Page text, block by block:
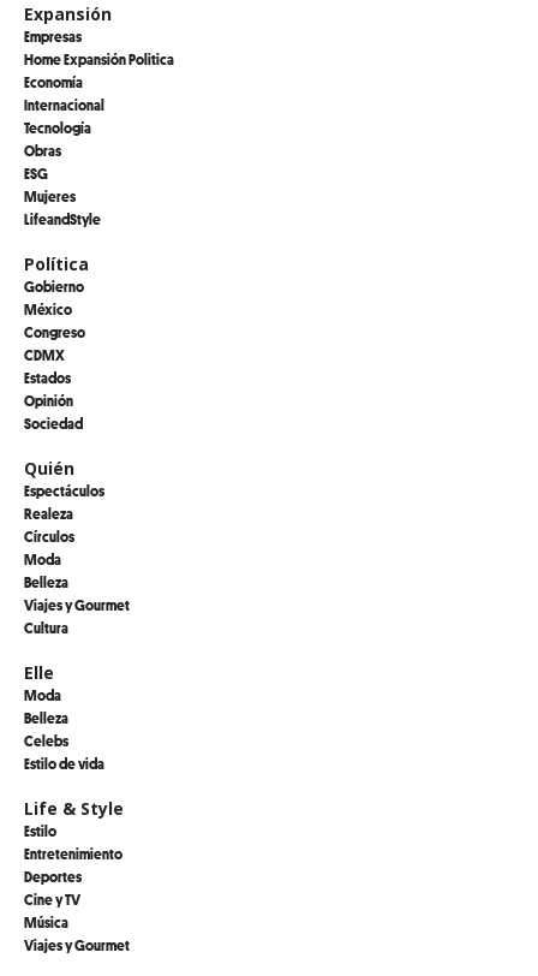
Expansión
Empresas
Home Expansión Politica
Economía
Internacional
Tecnología
Obras
ESG
Mujeres
LifeandStyle
Política
Gobierno
México
Congreso
CDMX
Estados
Opinión
Sociedad
Quién
Espectáculos
Realeza
Círculos
Moda
Belleza
Viajes y Gourmet
Cultura
Elle
Moda
Belleza
Celebs
Estilo de vida
Life & Style
Estilo
Entretenimiento
Deportes
Cine y TV
Música
Viajes y Gourmet